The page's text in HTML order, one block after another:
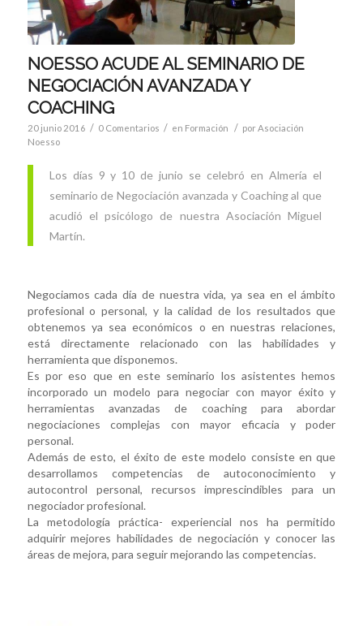
NOESSO ACUDE AL SEMINARIO DE
NEGOCIACIÓN AVANZADA Y
COACHING
20 junio 2016 / 0 Comentarios / en Formación / porAsociación
Noesso
Los días 9 y 10 de junio se celebró en Almería el
seminario de Negociación avanzada y Coaching al que
acudió el psicólogo de nuestra Asociación Miguel
Martín.
Negociamos cada día de nuestra vida, ya sea en el ámbito
profesional o personal, y la calidad de los resultados que
obtenemos ya sea económicos o en nuestras relaciones,
está directamente relacionado con las habilidades y
herramienta que disponemos.
Es por eso que en este seminario los asistentes hemos
incorporado un modelo para negociar con mayor éxito y
herramientas avanzadas de coaching para abordar
negociaciones complejas con mayor eficacia y poder
personal.
Además de esto, el éxito de este modelo consiste en que
desarrollamos competencias de autoconocimiento y
autocontrol personal, recursos imprescindibles para un
negociador profesional.
La metodología práctica- experiencial nos ha permitido
adquirir mejores habilidades de negociación y conocer las
áreas de mejora, para seguir mejorando las competencias.